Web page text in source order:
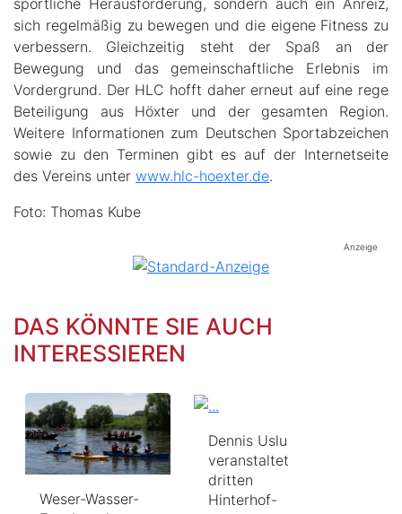
sportliche Herausforderung, sondern auch ein Anreiz,
sich regelmäßig zu bewegen und die eigene Fitness zu
verbessern. Gleichzeitig steht der Spaß an der
Bewegung und das gemeinschaftliche Erlebnis im
Vordergrund. Der HLC hofft daher erneut auf eine rege
Beteiligung aus Höxter und der gesamten Region.
Weitere Informationen zum Deutschen Sportabzeichen
sowie zu den Terminen gibt es auf der Internetseite
des Vereins unter www.hlc-hoexter.de.
Foto: Thomas Kube
Anzeige
DAS KÖNNTE SIE AUCH
INTERESSIEREN
Weser-Wasser-
Dennis Uslu
veranstaltet
dritten
Hinterhof-